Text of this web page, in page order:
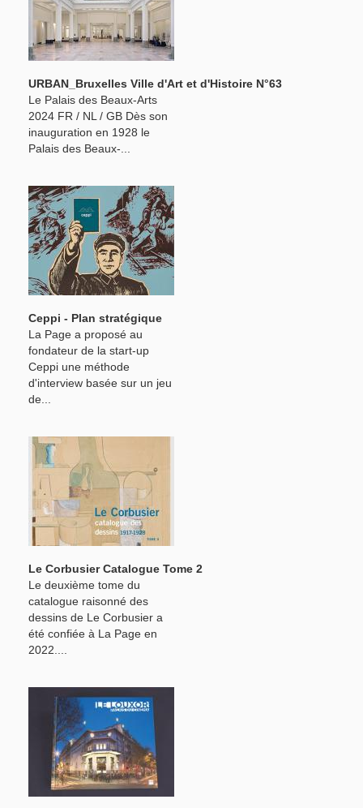
URBAN_Bruxelles Ville d'Art et d'Histoire N°63
Le Palais des Beaux-Arts
2024 FR / NL / GB Dès son
inauguration en 1928 le
Palais des Beaux-...
Ceppi - Plan stratégique
La Page a proposé au
fondateur de la start-up
Ceppi une méthode
d'interview basée sur un jeu
de...
Le Corbusier Catalogue Tome 2
Le deuxième tome du
catalogue raisonné des
dessins de Le Corbusier a
été confiée à La Page en
2022....